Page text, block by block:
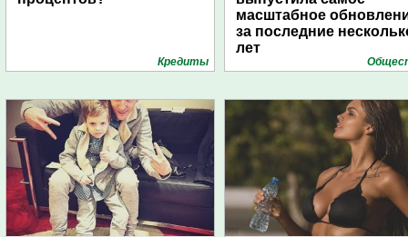
Кредиты
масштабное
за последние
лет